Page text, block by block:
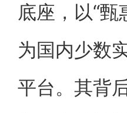
底座，以“
为国内少数
平台。其背